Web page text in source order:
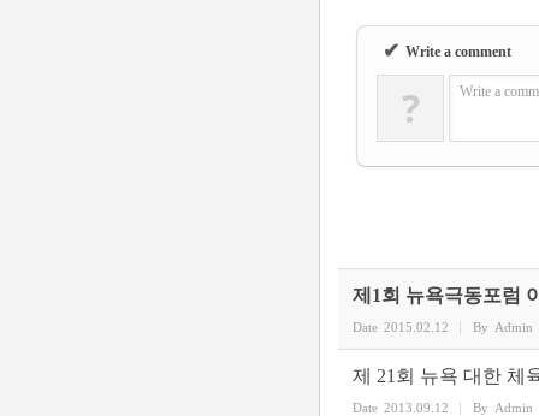
✔ Write a comment
? Write a
제1회 뉴욕극동포럼
Date 2015.02.12 By Admin
제 21회 뉴욕 대한 체
Date 2013.09.12 By Admin